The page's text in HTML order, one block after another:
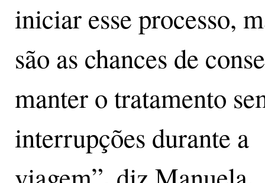
iniciar esse processo,
são as chances de
manter o tratamento
interrupções durante a